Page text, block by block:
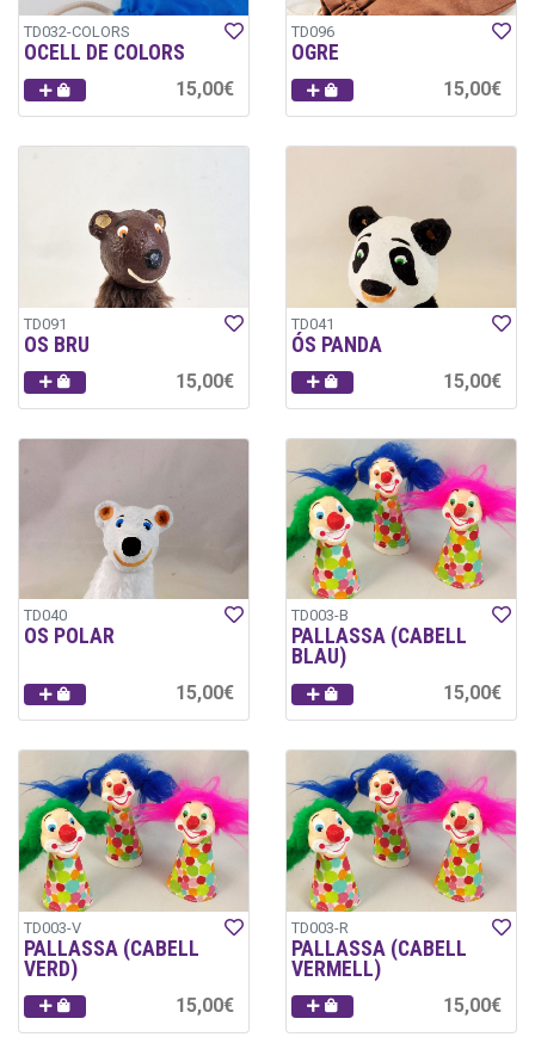
TD032-COLORS
OCELL DE COLORS
15,00€
TD096
OGRE
15,00€
TD091
OS BRU
15,00€
TD041
ÓS PANDA
15,00€
TD040
OS POLAR
15,00€
TD003-B
PALLASSA (CABELL
BLAU)
15,00€
TD003-V
PALLASSA (CABELL
VERD)
15,00€
TD003-R
PALLASSA (CABELL
VERMELL)
15,00€